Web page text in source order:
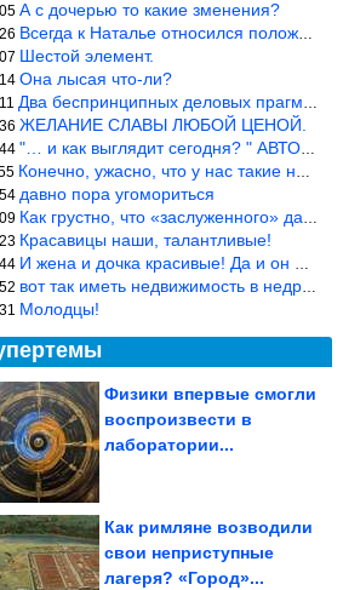
А с дочерью то какие зменения?
Всегда к Наталье относился положительно… Время покажет, что буде
Шестой элемент.
Она лысая что-ли?
Два беспринципных деловых прагматика нашли друг друга и «остепен
ЖЕЛАНИЕ СЛАВЫ ЛЮБОЙ ЦЕНОЙ.
"… и как выглядит сегодня? " АВТОР, РЕДАКТОР — ВЫ ЧТО
Конечно, ужасно, что у нас такие недалёкие и прямые люди… Как мо
давно пора угомориться
Как грустно, что «заслуженного» дают не заслуженно, а (чаще) по-
Красавицы наши, талантливые!
И жена и дочка красивые! Да и он настоящий мужик!
вот так иметь недвижимость в недружественных странах Могут забра
Молодцы!
Жемчужины Титикаки
Физики впервые смогли
воспроизвести в
лаборатории...
Как римляне возводили
свои неприступные
лагеря? «Город»...